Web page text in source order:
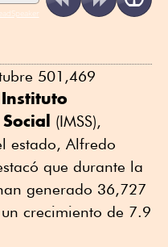
501,469
Instituto
(IMSS),
estado, Alfredo
que durante la
generado 36,727
crecimiento de 7.9